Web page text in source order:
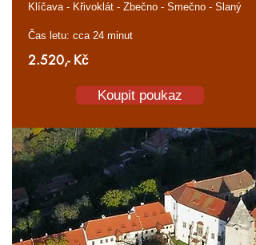
Klíčava - Křivoklát - Zbečno - Smečno - Slaný
Čas letu: cca 24 minut
2.520,- Kč
Koupit poukaz